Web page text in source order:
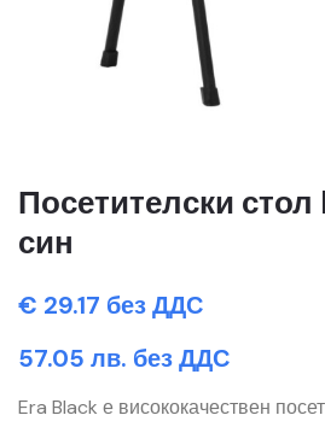
Посетителски стол
син
€ 29.17 без ДДС
57.05 лв. без ДДС
Era Black е висококачествен